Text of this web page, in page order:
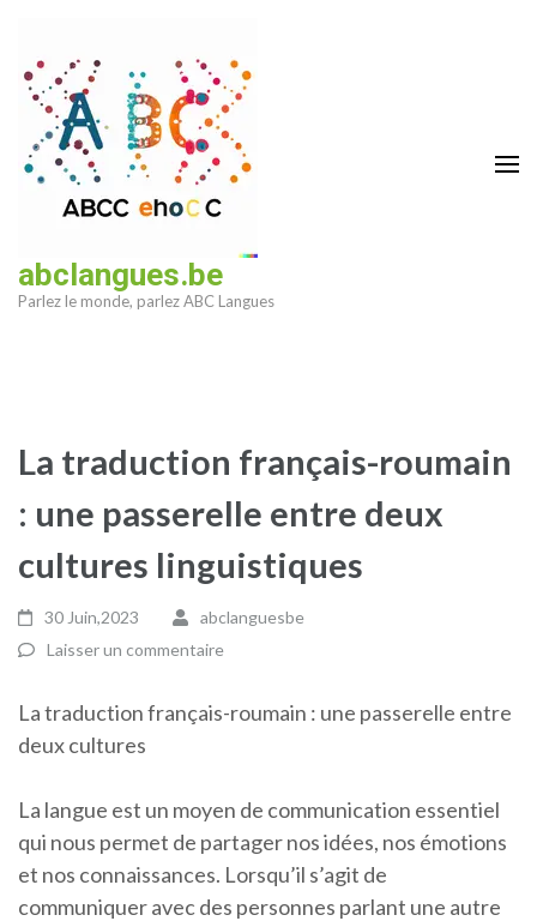
contenu
(Pressez
Entrée)
abclangues.be
Parlez le monde, parlez ABC Langues
La traduction français-roumain
: une passerelle entre deux
cultures linguistiques
30 Juin,2023
abclanguesbe
Laisser un commentaire
La traduction français-roumain : une passerelle entre
deux cultures
La langue est un moyen de communication essentiel
qui nous permet de partager nos idées, nos émotions
et nos connaissances. Lorsqu’il s’agit de
communiquer avec des personnes parlant une autre